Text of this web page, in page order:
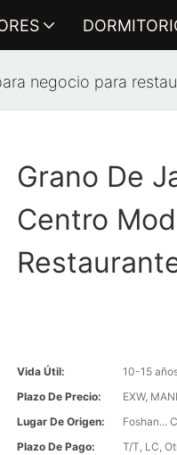
negocio para
Grano De
Centro
Vida Útil:
10-15
Plazo De Precio:
EXW,
Lugar De Origen:
Foshan...
Plazo De Pago:
T/T, LC,